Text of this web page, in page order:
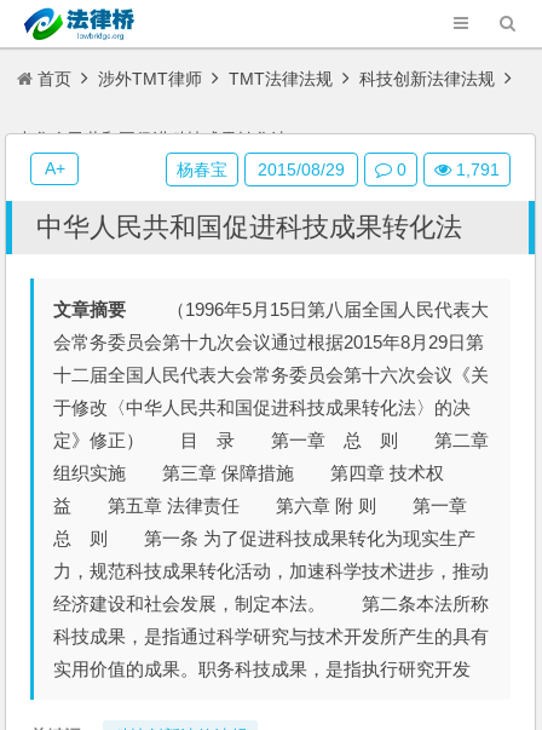
首页 涉外TMT律师 TMT法律法规 科技创新法律法规
中华人民共和国促进科技成果转化法
中华人民共和国促进科技成果转化法
文章摘要 （1996年5月15日第八届全国人民代表大
会常务委员会第十九次会议通过根据2015年8月29日第
十二届全国人民代表大会常务委员会第十六次会议《关
于修改〈中华人民共和国促进科技成果转化法〉的决
定》修正） 目 录 第一章 总 则 第二章
组织实施 第三章 保障措施 第四章 技术权
益 第五章 法律责任 第六章 附 则 第一章
总 则 第一条 为了促进科技成果转化为现实生产
力，规范科技成果转化活动，加速科学技术进步，推动
经济建设和社会发展，制定本法。 第二条本法所称
科技成果，是指通过科学研究与技术开发所产生的具有
实用价值的成果。职务科技成果，是指执行研究开发
杨春宝 2015/08/29 0 1,791
A+